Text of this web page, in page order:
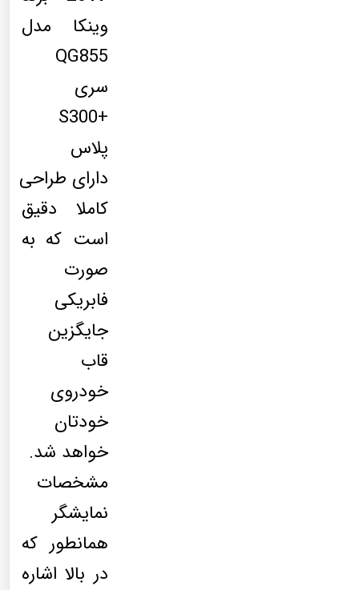
وینکا مدل
QG855
سری
+S300
پلاس
دارای طراحی
کاملا دقیق
است که به
صورت
فابریکی
جایگزین
قاب
خودروی
خودتان
خواهد شد.
مشخصات
نمایشگر
همانطور که
در بالا اشاره